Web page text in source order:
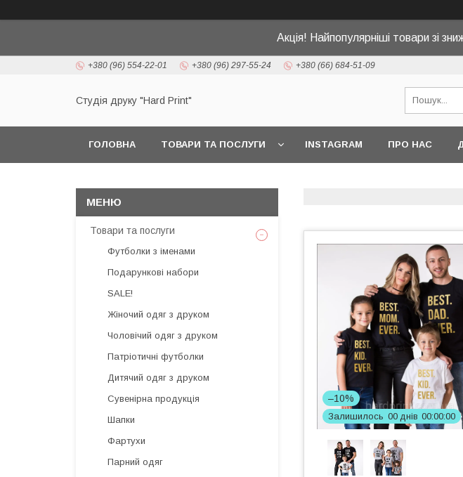
Акція! Найпопулярніші товари зі
+380 (96) 554-22-01 +380 (96) 297-55-24 +380 (66) 684-51-09
Студія друку "Hard Print"
ГОЛОВНА ТОВАРИ ТА ПОСЛУГИ INSTAGRAM ПРО НАС
–10%
Залишилось 00 днів 00 00 00
Товари та послуги
Футболки з іменами
Подарункові набори
SALE!
Жіночий одяг з друком
Чоловічий одяг з друком
Патріотичні футболки
Дитячий одяг з друком
Сувенірна продукція
Шапки
Фартухи
Парний одяг